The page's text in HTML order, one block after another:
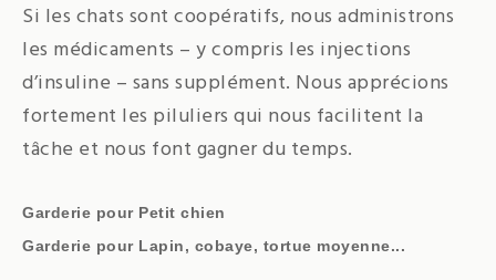
Si les chats sont coopératifs, nous administrons
les médicaments – y compris les injections
d’insuline – sans supplément. Nous apprécions
fortement les piluliers qui nous facilitent la
tâche et nous font gagner du temps.
Garderie pour Petit chien
Garderie pour Lapin, cobaye, tortue moyenne...